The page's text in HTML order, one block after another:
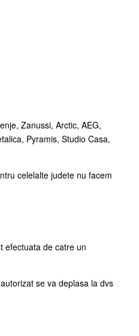
Zanussi, Arctic, AEG,
Pyramis, Studio Casa,
celelalte judete nu facem
efectuata de catre un
se va deplasa la dvs